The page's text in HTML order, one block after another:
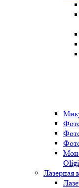
Лазерная